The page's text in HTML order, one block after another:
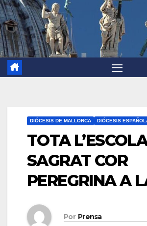
DIÓCESIS DE MALLORCA DIÓCESIS
TOTA
SAGRAT COR
PEREGRINA A
Por Prensa